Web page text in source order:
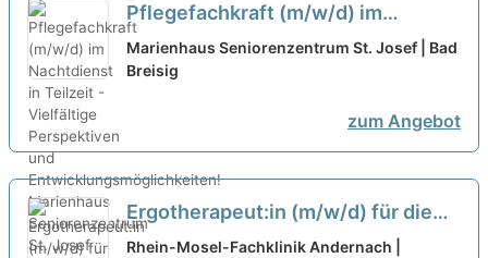
Pflegefachkraft (m/w/d) im
Nachtdienst in Teilzeit - Vielfältige
Perspektiven und
Marienhaus Seniorenzentrum St. Josef | Bad
Breisig
zum Angebot
Ergotherapeut:in (m/w/d) für die
Allgemein- und Gerontopsychiatrie
Rhein-Mosel-Fachklinik Andernach |